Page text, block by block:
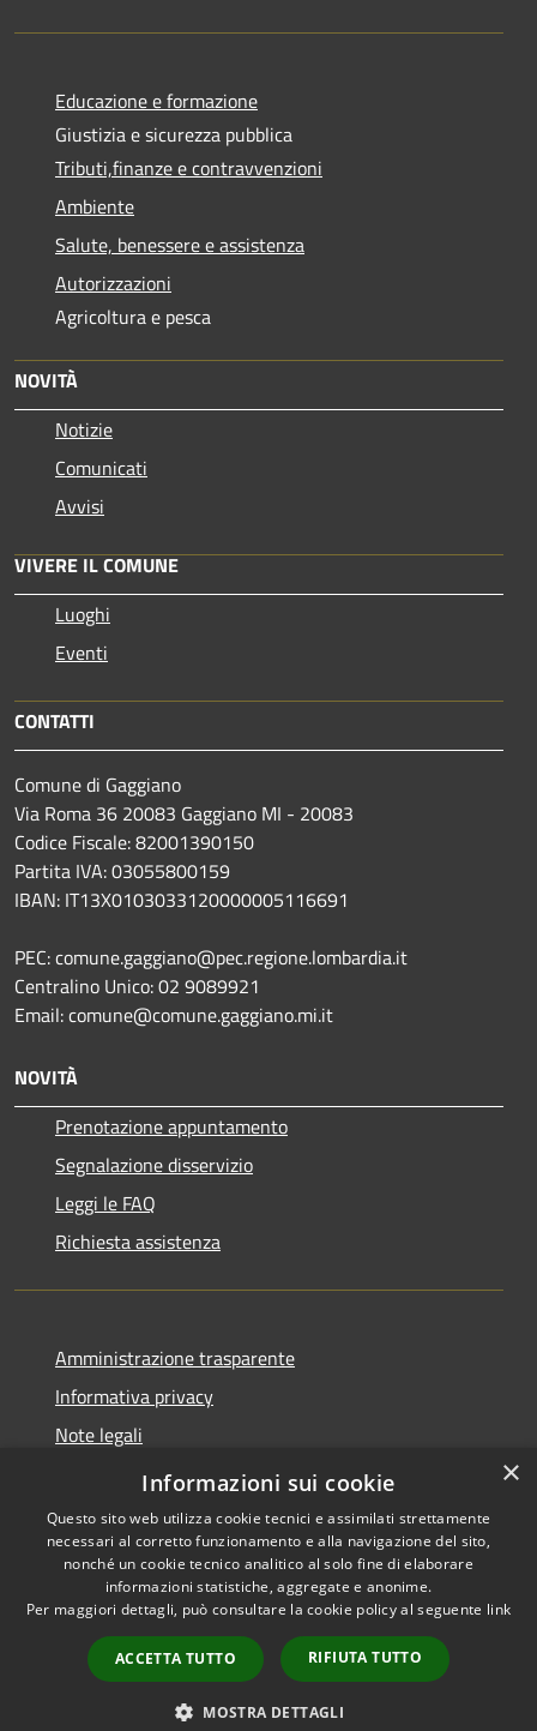
Educazione e formazione
Giustizia e sicurezza pubblica
Tributi,finanze e contravvenzioni
Ambiente
Salute, benessere e assistenza
Autorizzazioni
Agricoltura e pesca
NOVITÀ
Notizie
Comunicati
Avvisi
VIVERE IL COMUNE
Luoghi
Eventi
CONTATTI
Comune di Gaggiano
Via Roma 36 20083 Gaggiano MI - 20083
Codice Fiscale: 82001390150
Partita IVA: 03055800159
IBAN: IT13X0103033120000005116691
PEC: comune.gaggiano@pec.regione.lombardia.it
Centralino Unico: 02 9089921
Email: comune@comune.gaggiano.mi.it
NOVITÀ
Prenotazione appuntamento
Segnalazione disservizio
Leggi le FAQ
Richiesta assistenza
Amministrazione trasparente
Informativa privacy
Note legali
Dichiarazione di accessibilità
Accessibilità
Copyright © 2026 • Comune di
Gaggiano • Powered by
Municipium•
Accesso
redazione
×
Informazioni sui cookie
Questo sito web utilizza cookie tecnici e assimilati strettamente
necessari al corretto funzionamento e alla navigazione del sito,
nonché un cookie tecnico analitico al solo fine di elaborare
informazioni statistiche, aggregate e anonime.
Per maggiori dettagli, può consultare la cookie policy al seguente link
ACCETTA TUTTO RIFIUTA TUTTO
MOSTRA DETTAGLI